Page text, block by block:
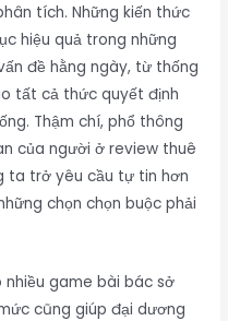
tích. Những kiến thức
hiệu quả trong những
đề hằng ngày, từ thống
tất cả thức quyết định
Thậm chí, phổ thông
của người ở review thuê
ta trở yêu cầu tự tin hơn
chọn chọn buộc phải
nhiều game bài bác sở
cũng giúp đại dương